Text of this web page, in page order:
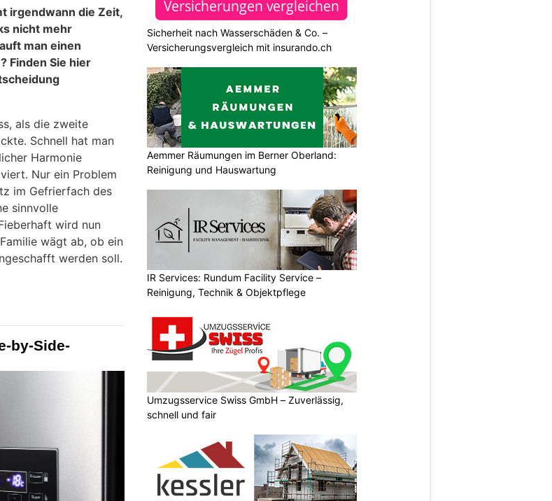
irgendwann die Zeit,
nicht mehr
man einen
Finden Sie hier
als die zweite
Schnell hat man
Harmonie
Nur ein Problem
im Gefrierfach des
sinnvolle
wird nun
wägt ab, ob ein
werden soll.
by-Side-
Sicherheit nach Wasserschäden & Co. –
Versicherungsvergleich mit insurando.ch
Aemmer Räumungen im Berner Oberland:
Reinigung und Hauswartung
IR Services: Rundum Facility Service –
Reinigung, Technik & Objektpflege
Umzugsservice Swiss GmbH – Zuverlässig,
schnell und fair